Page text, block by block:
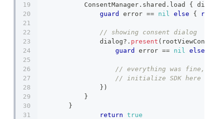
ConsentManager . shared . load {
guard
error == nil else {
// showing consent dialog
                dialog
? . present (
guard
error == nil else
// everything was fine,
// initialize SDK here
} )
}
}
return true